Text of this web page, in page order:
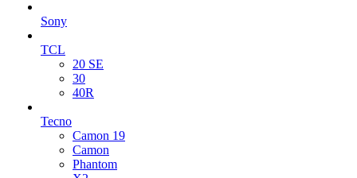
Sony
TCL
20 SE
30
40R
Tecno
Camon 19
Camon
Phantom